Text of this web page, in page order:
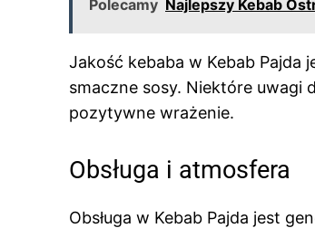
Polecamy Najlepszy Kebab
Jakość kebaba w Kebab Pajda
smaczne sosy. Niektóre uwagi
pozytywne wrażenie.
Obsługa i atmosfera
Obsługa w Kebab Pajda jest